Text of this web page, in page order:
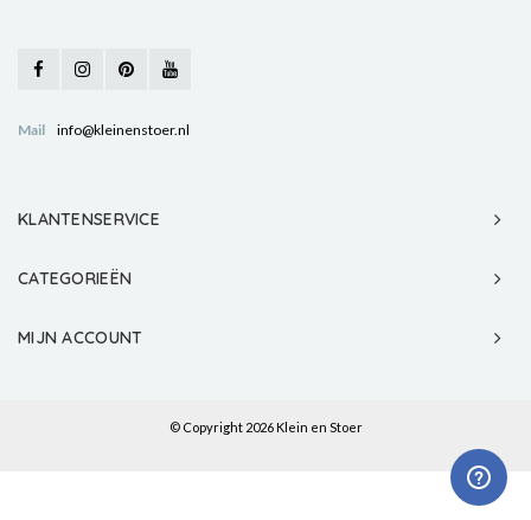
Mail info@kleinenstoer.nl
KLANTENSERVICE
CATEGORIEËN
MIJN ACCOUNT
© Copyright 2026 Klein en Stoer